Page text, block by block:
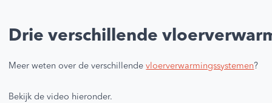
Drie verschillende
Meer weten over de verschillendevloerverwarmingssystemen?
Bekijk de video hieronder.